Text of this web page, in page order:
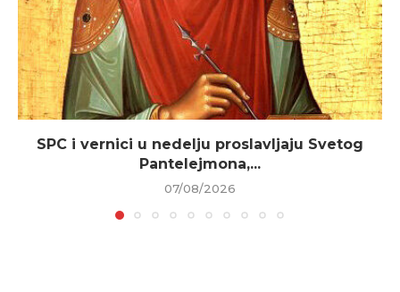
SPC i vernici u nedelju proslavljaju Svetog
Pantelejmona,...
07/08/2026